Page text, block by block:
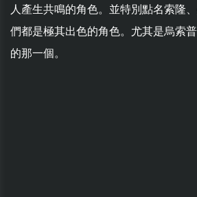
人產生共鳴的角色。並特別點名索隆
們都是極其出色的角色。尤其是烏索
的那一個。